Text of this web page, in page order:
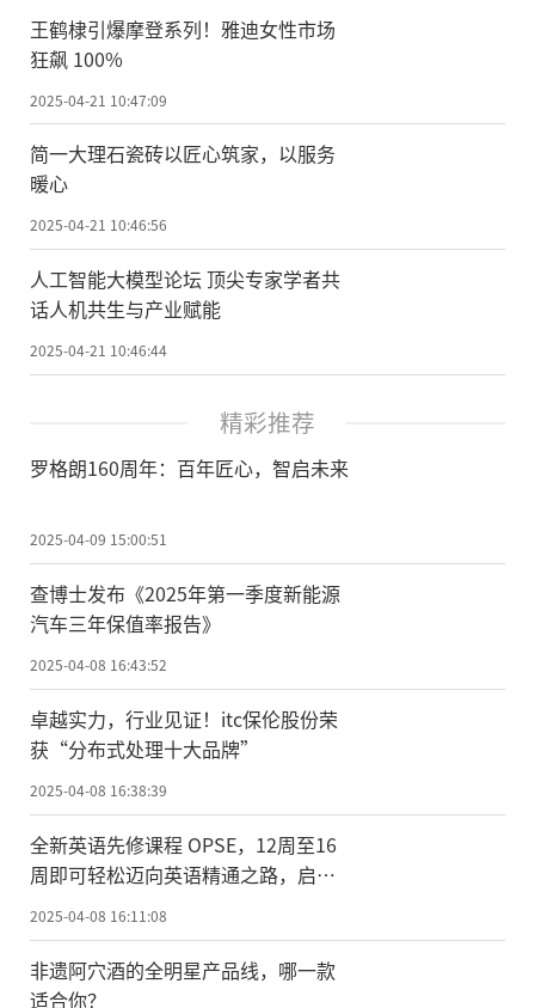
王鹤棣引爆摩登系列！雅迪女性市场
狂飙 100%
2025-04-21 10:47:09
简一大理石瓷砖以匠心筑家，以服务
暖心
2025-04-21 10:46:56
​人工智能大模型论坛 顶尖专家学者共
话人机共生与产业赋能
2025-04-21 10:46:44
精彩推荐
罗格朗160周年：百年匠心，智启未来
2025-04-09 15:00:51
查博士发布《2025年第一季度新能源
汽车三年保值率报告》
2025-04-08 16:43:52
卓越实力，行业见证！itc保伦股份荣
获“分布式处理十大品牌”
2025-04-08 16:38:39
全新英语先修课程 OPSE，12周至16
周即可轻松迈向英语精通之路，启程
2025-04-08 16:11:08
非遗阿穴酒的全明星产品线，哪一款
适合你？